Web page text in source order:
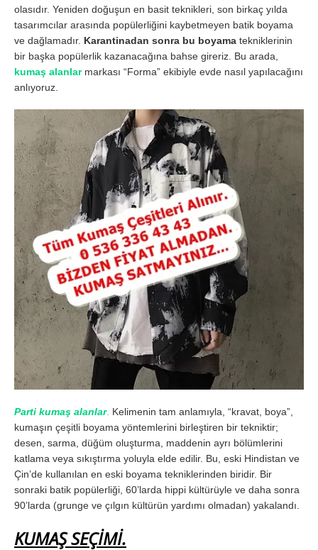
olasıdır. Yeniden doğuşun en basit teknikleri, son birkaç yılda
tasarımcılar arasında popülerliğini kaybetmeyen batik boyama
ve dağlamadır. Karantinadan sonra bu boyama tekniklerinin
bir başka popülerlik kazanacağına bahse gireriz. Bu arada,
kumaş alanlar markası “Forma” ekibiyle evde nasıl yapılacağını
anlıyoruz.
Parti kumaş alanlar. Kelimenin tam anlamıyla, “kravat, boya”,
kumaşın çeşitli boyama yöntemlerini birleştiren bir tekniktir;
desen, sarma, düğüm oluşturma, maddenin ayrı bölümlerini
katlama veya sıkıştırma yoluyla elde edilir. Bu, eski Hindistan ve
Çin’de kullanılan en eski boyama tekniklerinden biridir. Bir
sonraki batik popülerliği, 60’larda hippi kültürüyle ve daha sonra
90’larda (grunge ve çılgın kültürün yardımı olmadan) yakalandı.
KUMAŞ SEÇİMİ.